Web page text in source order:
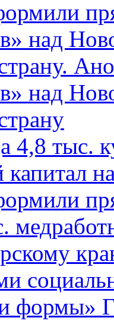
над
над
4,8 тыс.
капитал
формы»